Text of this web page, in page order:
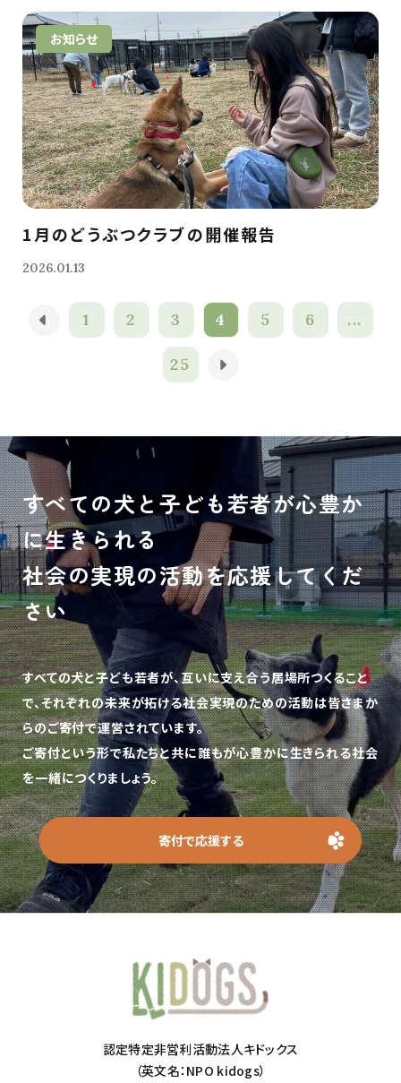
お知らせ
1月のどうぶつクラブの開催報告
2026.01.13
1 2 3 4 5 6 ...
25
すべての犬と子ども若者が心豊か
に生きられる
社会の実現の活動を応援してくだ
さい
すべての犬と子ども若者が、互いに支え合う居場所つくること
で、それぞれの未来が拓ける社会実現のための活動は皆さまか
らのご寄付で運営されています。
ご寄付という形で私たちと共に誰もが心豊かに生きられる社会
を一緒につくりましょう。
寄付で応援する
認定特定非営利活動法人キドックス
（英文名：NPO kidogs）